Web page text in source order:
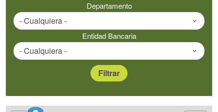
Departamento
Entidad Bancaria